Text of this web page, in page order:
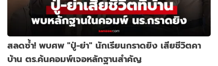
สลดซ้ำ! พบศพ "ปู่-ย่า" นักเรียนกราดยิง เสียชีวิตคา
บ้าน ตร.ค้นคอมพ์เจอหลักฐานสำคัญ